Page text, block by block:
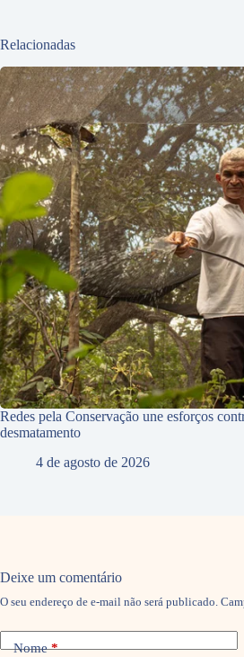
Relacionadas
Redes pela Conservação une esforços
desmatamento
4 de agosto de 2026
Deixe um comentário
O seu endereço de e-mail não será publicado.
Nome*